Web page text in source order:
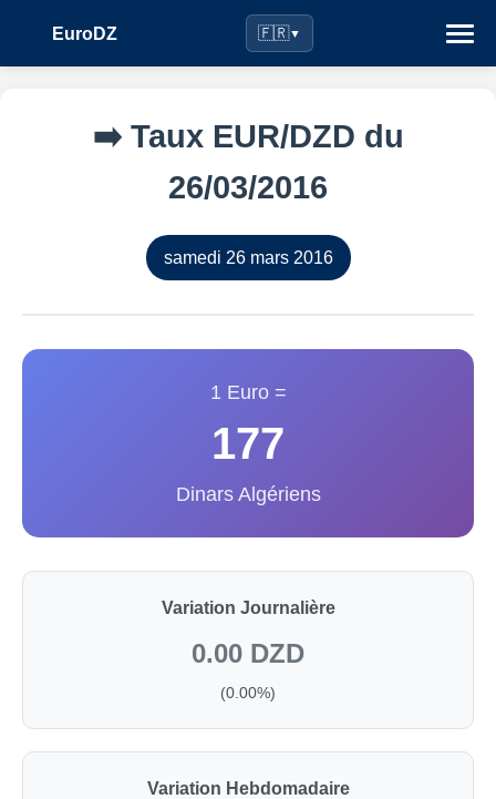
EuroDZ 🇫🇷▼
➡️ Taux EUR/DZD du
26/03/2016
samedi 26 mars 2016
1 Euro =
177
Dinars Algériens
Variation Journalière
0.00 DZD
(0.00%)
Variation Hebdomadaire